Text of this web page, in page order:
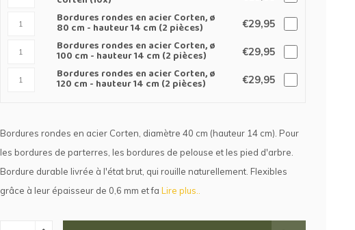
Bordures rondes en acier Corten, ø
80 cm - hauteur 14 cm (2 pièces) €29,95
Bordures rondes en acier Corten, ø
100 cm - hauteur 14 cm (2 pièces) €29,95
Bordures rondes en acier Corten, ø
120 cm - hauteur 14 cm (2 pièces) €29,95
Bordures rondes en acier Corten, diamètre 40 cm (hauteur 14 cm). Pour
les bordures de parterres, les bordures de pelouse et les pied d'arbre.
Bordure durable livrée à l'état brut, qui rouille naturellement. Flexibles
grâce à leur épaisseur de 0,6 mm et fa Lire plus..